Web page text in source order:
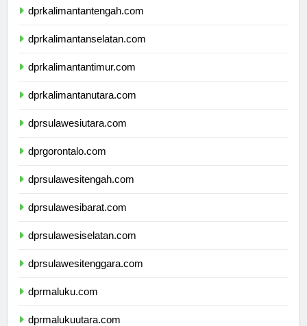
dprkalimantantengah.com
dprkalimantanselatan.com
dprkalimantantimur.com
dprkalimantanutara.com
dprsulawesiutara.com
dprgorontalo.com
dprsulawesitengah.com
dprsulawesibarat.com
dprsulawesiselatan.com
dprsulawesitenggara.com
dprmaluku.com
dprmalukuutara.com